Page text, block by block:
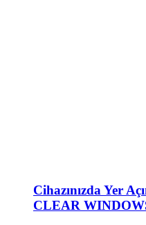
Cihazınızda Yer
CLEAR